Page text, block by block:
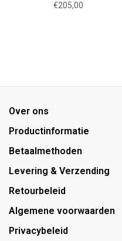
€205,00
Over ons
Productinformatie
Betaalmethoden
Levering & Verzending
Retourbeleid
Algemene voorwaarden
Privacybeleid